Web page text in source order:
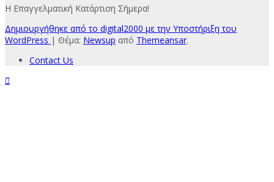
Η Επαγγελματική Κατάρτιση Σήμερα!
Δημιουργήθηκε από το digital2000 με την Υποστήριξη του
WordPress | Θέμα: Newsup από Themeansar.
Contact Us